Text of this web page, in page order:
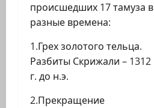
происшедших 17 тамуза в
разные времена:
1.Грех золотого тельца.
Разбиты Скрижали – 1312
г. до н.э.
2.Прекращение